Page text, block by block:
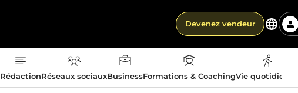
Devenez vendeur
RédactionRéseaux sociauxBusinessFormations & CoachingVie